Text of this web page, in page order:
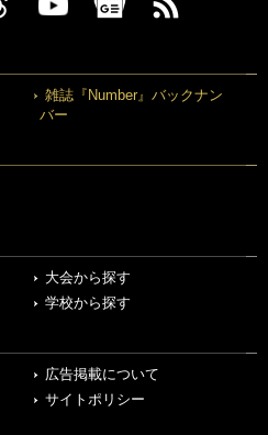
雑誌『Number』バックナン
バー
大会から探す
学校から探す
広告掲載について
サイトポリシー